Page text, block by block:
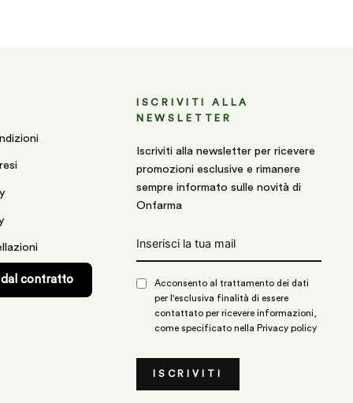
dal contratto
ISCRIVITI ALLA
NEWSLETTER
Iscriviti alla newsletter per ricevere
promozioni esclusive e rimanere
sempre informato sulle novità di
Onfarma
LA
TUA
Acconsento al trattamento dei dati
per l'esclusiva finalità di essere
contattato per ricevere informazioni,
come specificato nella Privacy policy
ISCRIVITI